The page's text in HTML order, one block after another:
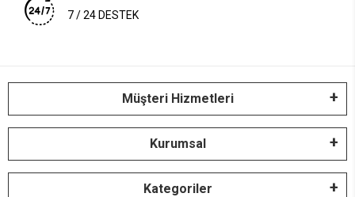
7 / 24 DESTEK
Müşteri Hizmetleri
Kurumsal
Kategoriler